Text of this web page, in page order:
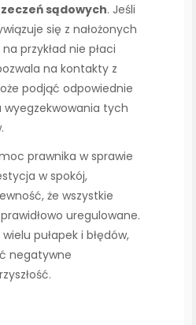
sądowych. Jeśli
się z nałożonych
przykład nie płaci
na kontakty z
podjąć odpowiednie
wyegzekwowania tych
prawnika w sprawie
w spokój,
że wszystkie
uregulowane.
pułapek i błędów,
negatywne